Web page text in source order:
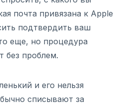
почта привязана к Apple
подтвердить ваш
еще, но процедура
без проблем.
и его нельзя
списывают за